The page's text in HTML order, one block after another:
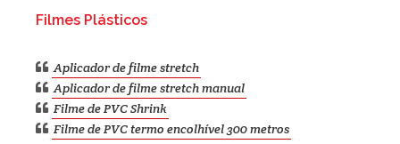
Filmes Plásticos
Aplicador de filme stretch
Aplicador de filme stretch manual
Filme de PVC Shrink
Filme de PVC termo encolhível 300 metros